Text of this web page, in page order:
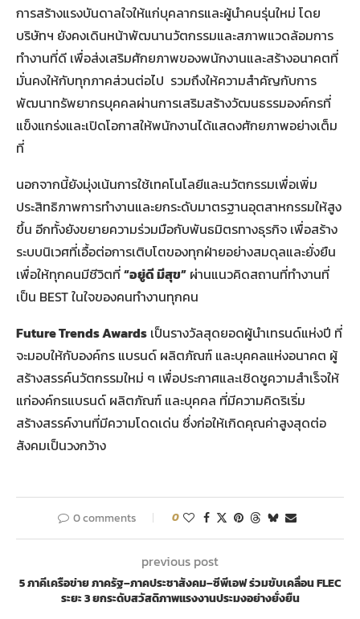
การสร้างแรงบันดาลใจให้แก่บุคลากรและผู้นำคนรุ่นใหม่ โดย
บริษัทฯ ยังคงเดินหน้าพัฒนานวัตกรรมและสภาพแวดล้อมการ
ทำงานที่ดี เพื่อส่งเสริมศักยภาพของพนักงานและสร้างอนาคตที่
มั่นคงให้กับทุกภาคส่วนต่อไป รวมถึงให้ความสำคัญกับการ
พัฒนาทรัพยากรบุคคลผ่านการเสริมสร้างวัฒนธรรมองค์กรที่
แข็งแกร่งและเปิดโอกาสให้พนักงานได้แสดงศักยภาพอย่างเต็ม
ที่
นอกจากนี้ยังมุ่งเน้นการใช้เทคโนโลยีและนวัตกรรมเพื่อเพิ่ม
ประสิทธิภาพการทำงานและยกระดับมาตรฐานอุตสาหกรรมให้สูง
ขึ้น อีกทั้งยังขยายความร่วมมือกับพันธมิตรทางธุรกิจ เพื่อสร้าง
ระบบนิเวศที่เอื้อต่อการเติบโตของทุกฝ่ายอย่างสมดุลและยั่งยืน
เพื่อให้ทุกคนมีชีวิตที่“อยู่ดี มีสุข” ผ่านแนวคิดสถานที่ทำงานที่
เป็น BEST ในใจของคนทำงานทุกคน
Future Trends Awards เป็นรางวัลสุดยอดผู้นำเทรนด์แห่งปี ที่
จะมอบให้กับองค์กร แบรนด์ ผลิตภัณฑ์ และบุคคลแห่งอนาคต ผู้
สร้างสรรค์นวัตกรรมใหม่ ๆ เพื่อประกาศและเชิดชูความสำเร็จให้
แก่องค์กรแบรนด์ ผลิตภัณฑ์ และบุคคล ที่มีความคิดริเริ่ม
สร้างสรรค์งานที่มีความโดดเด่น ซึ่งก่อให้เกิดคุณค่าสูงสุดต่อ
สังคมเป็นวงกว้าง
0 comments 0
previous post
5 ภาคีเครือข่าย ภาครัฐ–ภาคประชาสังคม–ซีพีเอฟ ร่วมขับเคลื่อน FLEC
ระยะ 3 ยกระดับสวัสดิภาพแรงงานประมงอย่างยั่งยืน